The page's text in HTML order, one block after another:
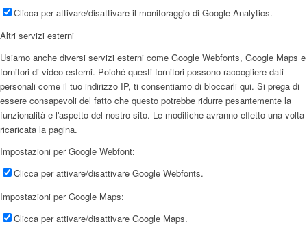
Clicca per attivare/disattivare il monitoraggio di Google Analytics.
Altri servizi esterni
Usiamo anche diversi servizi esterni come Google Webfonts, Google Maps e
fornitori di video esterni. Poiché questi fornitori possono raccogliere dati
personali come il tuo indirizzo IP, ti consentiamo di bloccarli qui. Si prega di
essere consapevoli del fatto che questo potrebbe ridurre pesantemente la
funzionalità e l'aspetto del nostro sito. Le modifiche avranno effetto una volta
ricaricata la pagina.
Impostazioni per Google Webfont:
Clicca per attivare/disattivare Google Webfonts.
Impostazioni per Google Maps:
Clicca per attivare/disattivare Google Maps.